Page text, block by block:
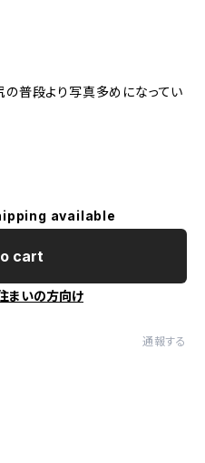
普段より写真多めになってい
available
cart
まいの方向け
通報する